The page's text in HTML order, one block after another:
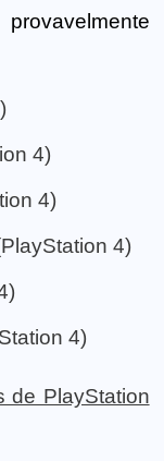
4)
4)
4)
4)
de PlayStation